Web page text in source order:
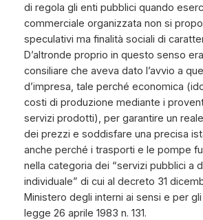
di regola gli enti pubblici quando
commerciale organizzata non si
speculativi ma finalità sociali di
D’altronde proprio in questo senso
consiliare che aveva dato l’avvio a
d’impresa, tale perché economica
costi di produzione mediante i
servizi prodotti), per garantire un
dei prezzi e soddisfare una precisa
anche perché i trasporti e le pompe
nella categoria dei “servizi pubblici a
individuale” di cui al decreto 31
Ministero degli interni ai sensi e per
legge 26 aprile 1983 n. 131.